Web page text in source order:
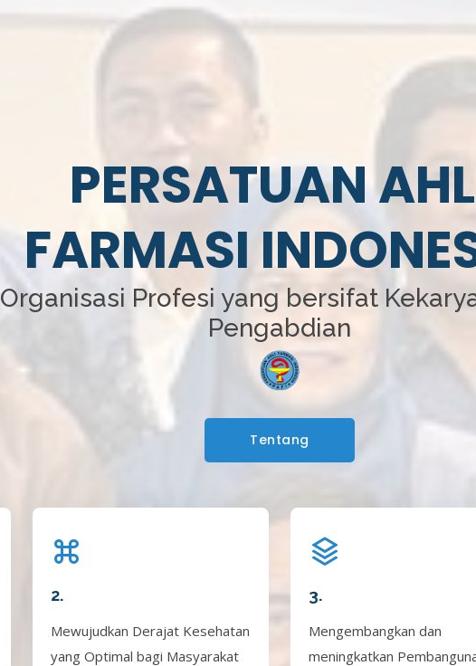
PERSATUAN
FARMASI
Organisasi Profesi yang bersifat
Pengabdian
Tentang
2.
Mewujudkan Derajat Kesehatan
yang Optimal bagi Masyarakat
3.
Mengembangkan dan
meningkatkan